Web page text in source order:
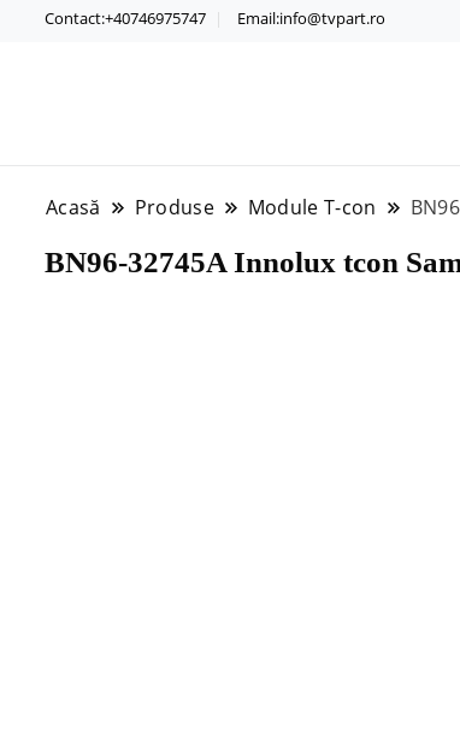
Contact:+40746975747 Email:info@tvpart.ro
Acasă Produse Module T-con
BN96-32745A Innolux tcon